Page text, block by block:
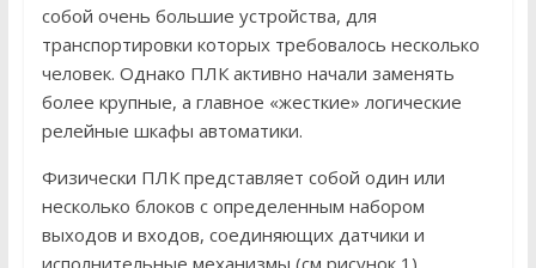
собой очень большие устройства, для
транспортировки которых требовалось несколько
человек. Однако ПЛК активно начали заменять
более крупные, а главное «жесткие» логические
релейные шкафы автоматики.
Физически ПЛК представляет собой один или
несколько блоков с определенным набором
выходов и входов, соединяющих датчики и
исполнительные механизмы (см рисунок 1).